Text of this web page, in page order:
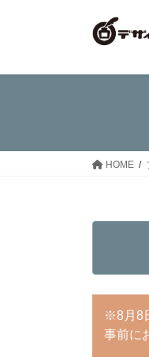
HOME
※8月8
事前に